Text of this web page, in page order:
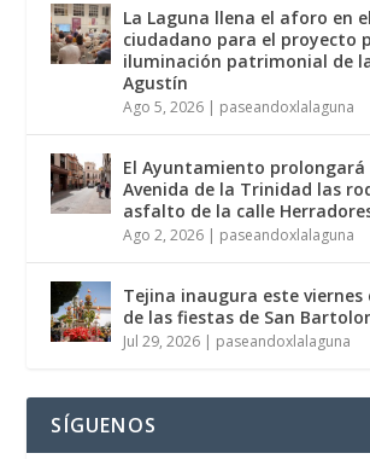
La Laguna llena el aforo en
ciudadano para el proyecto
iluminación patrimonial de
Agustín
Ago 5, 2026 | paseandoxlalaguna
El Ayuntamiento
Avenida de la Trinidad las
asfalto de la calle
Ago 2, 2026 | paseandoxlalaguna
Tejina inaugura este
de las fiestas de San
Jul 29, 2026 | paseandoxlalaguna
SÍGUENOS